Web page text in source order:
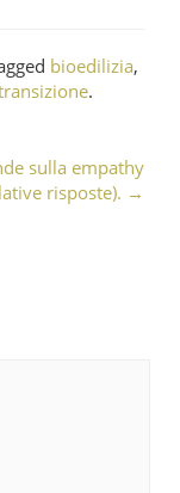
bioedilizia,
.
sulla empathy
risposte). →